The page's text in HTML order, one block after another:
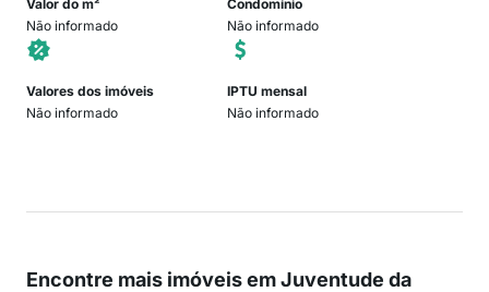
Valor do m²
Não informado
Condomínio
Não informado
Valores dos imóveis
Não informado
IPTU mensal
Não informado
Encontre mais imóveis em Juventude da